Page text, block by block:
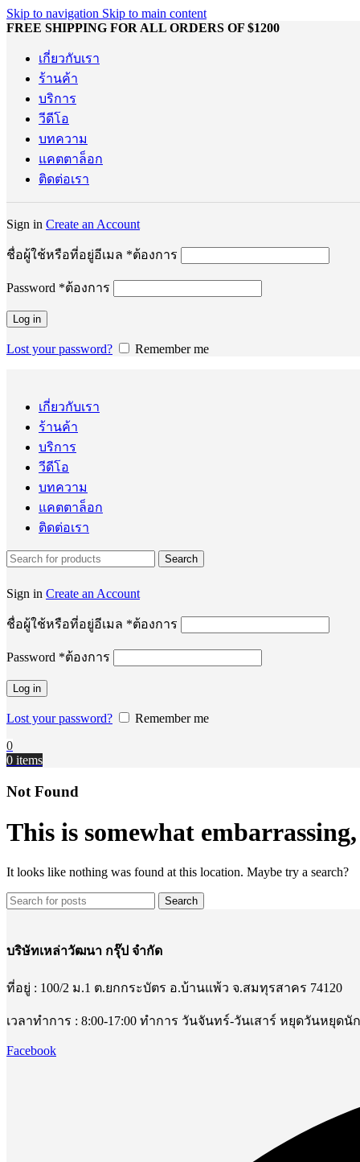
Skip to navigation Skip to main content
FREE SHIPPING FOR ALL ORDERS OF $1200
เกี่ยวกับเรา
ร้านค้า
บริการ
วีดีโอ
บทความ
แคตตาล็อก
ติดต่อเรา
Sign in Create an Account
ชื่อผู้ใช้หรือที่อยู่อีเมล *ต้องการ
Password *ต้องการ
Log in
Lost your password? Remember me
เกี่ยวกับเรา
ร้านค้า
บริการ
วีดีโอ
บทความ
แคตตาล็อก
ติดต่อเรา
Search
Sign in Create an Account
ชื่อผู้ใช้หรือที่อยู่อีเมล *ต้องการ
Password *ต้องการ
Log in
Lost your password?
Remember me
0
0 items
Not Found
This is somewhat
It looks like nothing was found at this location. Maybe try a search?
Search
บริษัทเหล่าวัฒนา กรุ๊ป จำกัด
ที่อยู่ : 100/2 ม.1 ต.ยกกระบัตร อ.บ้านแพ้ว จ.สมทุรสาคร 74120
เวลาทำการ : 8:00-17:00 ทำการ วันจันทร์-วันเสาร์ หยุดวันหยุด
Facebook